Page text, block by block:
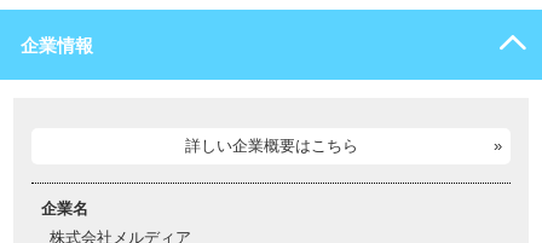
企業情報
詳しい企業概要はこちら
企業名
株式会社メルディア